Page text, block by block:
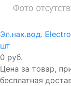
Эл.нак.вод.
шт
0 руб.
Цена за товар,
бесплатная